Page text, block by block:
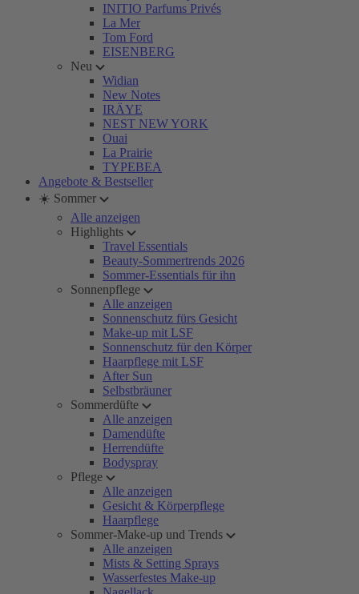
INITIO Parfums Privés
La Mer
Tom Ford
EISENBERG
Neu
Widian
New Notes
IRÄYE
NEST NEW YORK
Ouai
La Prairie
TYPEBEA
Angebote & Bestseller
☀️ Sommer
Alle anzeigen
Highlights
Travel Essentials
Beauty-Sommertrends 2026
Sommer-Essentials für ihn
Sonnenpflege
Alle anzeigen
Sonnenschutz fürs Gesicht
Make-up mit LSF
Sonnenschutz für den Körper
Haarpflege mit LSF
After Sun
Selbstbräuner
Sommerdüfte
Alle anzeigen
Damendüfte
Herrendüfte
Bodyspray
Pflege
Alle anzeigen
Gesicht & Körperpflege
Haarpflege
Sommer-Make-up und Trends
Alle anzeigen
Mists & Setting Sprays
Wasserfestes Make-up